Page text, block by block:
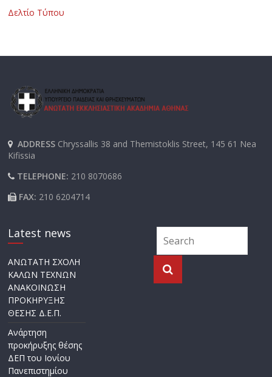
Δελτίο Τύπου
ADDRESS Chryssallis 38 and Themistoklis Street, 145 61 Nea
Kifissia
TELEPHONE: 210 8070686
FAX: 210 6204714
Latest news
ΑΝΩΤΑΤΗ ΣΧΟΛΗ
ΚΑΛΩΝ ΤΕΧΝΩΝ
ΑΝΑΚΟΙΝΩΣΗ
ΠΡΟΚΗΡΥΞΗΣ
ΘΕΣΗΣ Δ.Ε.Π.
Ανάρτηση
προκήρυξης θέσης
ΔΕΠ του Ιονίου
Πανεπιστημίου